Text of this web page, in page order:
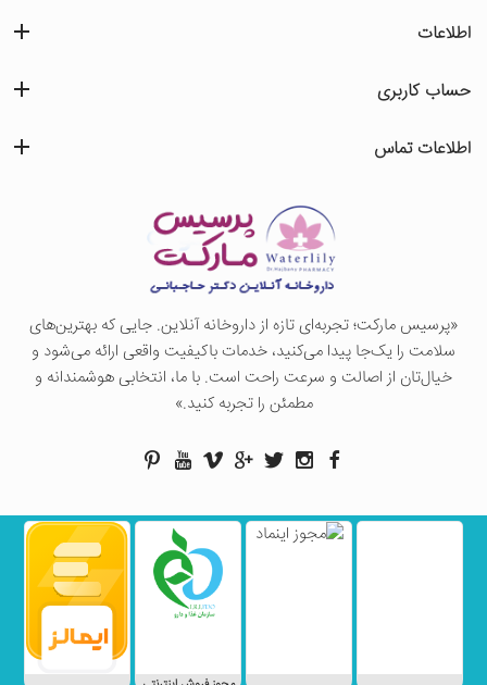
«پرسيس ماركت؛ تجربه‌ای تازه از داروخانه آنلاین. جایی که بهترین‌های
سلامت را یک‌جا پیدا می‌کنید، خدمات باکیفیت واقعی ارائه می‌شود و
خیال‌تان از اصالت و سرعت راحت است. با ما، انتخابی هوشمندانه و
مطمئن را تجربه کنید.»
اطلاعات
حساب کاربری
اطلاعات تماس